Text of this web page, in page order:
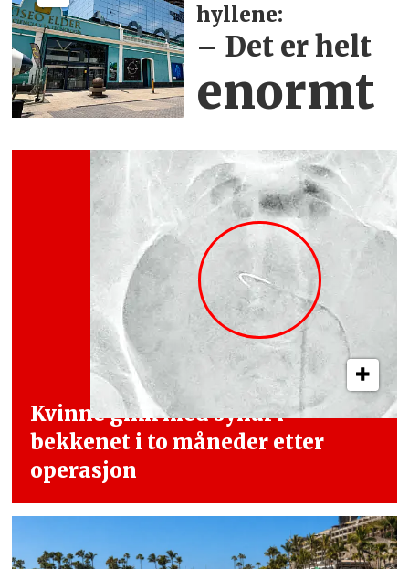
hyllene:
– Det er helt
enormt
Kvinne gikk med synål i
bekkenet i to måneder etter
operasjon